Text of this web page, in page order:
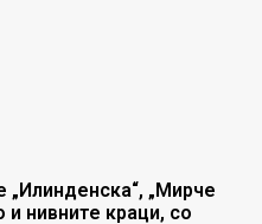
„Илинденска“, „Мирче
и нивните краци, со